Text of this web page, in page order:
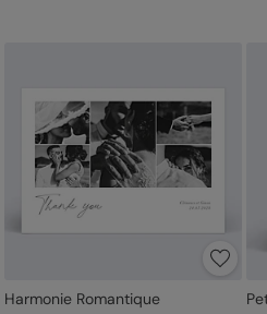
Harmonie Romantique